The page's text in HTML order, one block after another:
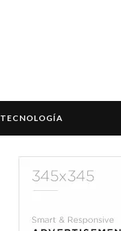
TECNOLOGÍA